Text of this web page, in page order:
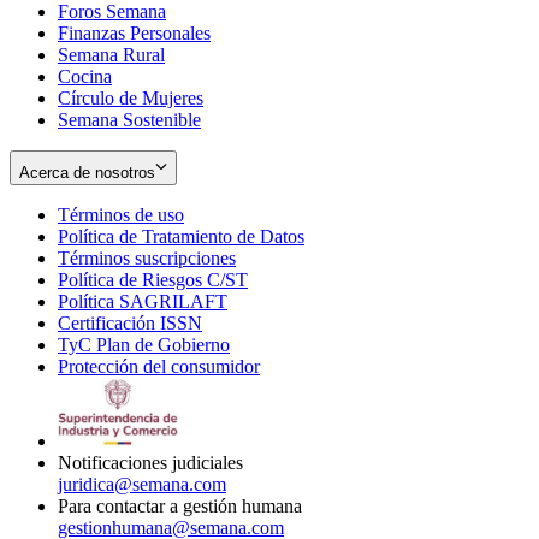
window
Foros Semana
Finanzas Personales
Semana Rural
Cocina
Círculo de Mujeres
Semana Sostenible
Acerca de nosotros
Términos de uso
in
new
window
Política de Tratamiento de Datos
Términos suscripciones
in
Política de Riesgos C/ST
Política SAGRILAFT
new
window
Certificación ISSN
in
new
TyC Plan de Gobierno
in
Protección del consumidorOpens
Notificaciones judiciales
juridica@semana.com
Para contactar a gestión humana
gestionhumana@semana.com